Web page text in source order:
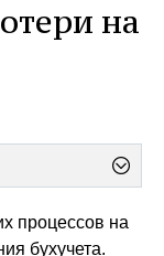
на
процессов на
бухучета.